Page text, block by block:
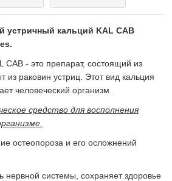
устричный кальций KAL CAB
CAB - это препарат, состоящий из
из раковин устриц. Этот вид кальция
человеческий организм.
средство для восполнения
остеопороза и его осложнений
нервной системы, сохраняет здоровье